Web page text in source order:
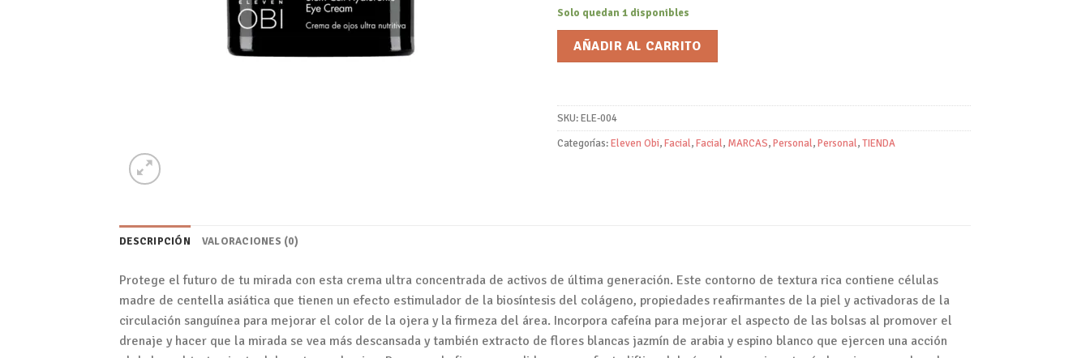
Solo quedan 1 disponibles
AÑADIR AL CARRITO
SKU:ELE-004
Categorías:Eleven Obi,Facial,Facial, MARCAS,Personal,Personal,TIENDA
DESCRIPCIÓN VALORACIONES (0)
Protege el futuro de tu mirada con esta crema ultra concentrada de activos de última generación. Este contorno de textura rica contiene células
madre de centella asiática que tienen un efecto estimulador de la biosíntesis del colágeno, propiedades reafirmantes de la piel y activadoras de la
circulación sanguínea para mejorar el color de la ojera y la firmeza del área. Incorpora cafeína para mejorar el aspecto de las bolsas al promover el
drenaje y hacer que la mirada se vea más descansada y también extracto de flores blancas jazmín de arabia y espino blanco que ejercen una acción